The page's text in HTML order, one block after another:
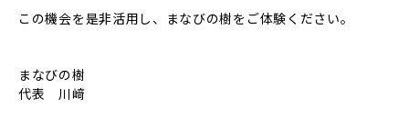
この機会を是非活用し、まなびの樹をご体験ください。
まなびの樹
代表 川﨑